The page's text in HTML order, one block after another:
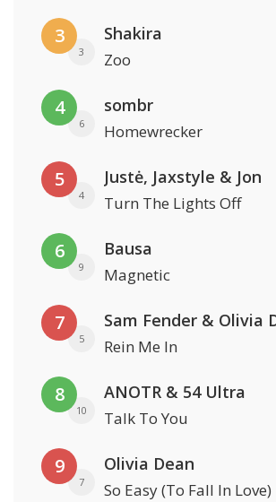
3
3
Shakira
Zoo
4
6
sombr
Homewrecker
5
4
Justė, Jaxstyle & Jon
Turn The Lights Off
6
9
Bausa
Magnetic
7
5
Sam Fender & Olivia
Rein Me In
8
10
ANOTR & 54 Ultra
Talk To You
9
7
Olivia Dean
So Easy (To Fall In Love)